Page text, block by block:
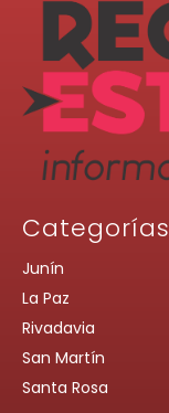
Categorías
Junín
La Paz
Rivadavia
San Martín
Santa Rosa